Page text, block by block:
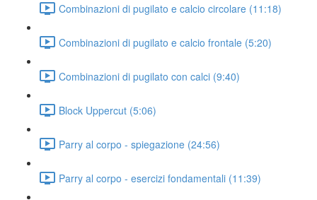
Combinazioni di pugilato e calcio circolare (11:18)
Combinazioni di pugilato e calcio frontale (5:20)
Combinazioni di pugilato con calci (9:40)
Block Uppercut (5:06)
Parry al corpo - spiegazione (24:56)
Parry al corpo - esercizi fondamentali (11:39)